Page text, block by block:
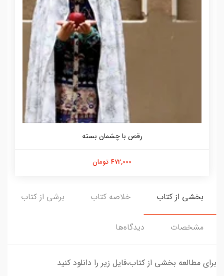
رقص با چشمان بسته
472,000 تومان
بخشی از کتاب خلاصه کتاب برشی از کتاب
مشخصات دیدگاه‌ها
برای مطالعه بخشی از کتاب،فایل زیر را دانلود کنید